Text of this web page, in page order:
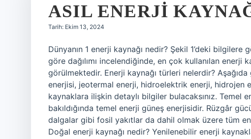
ASIL ENERJI
Tarih: Ekim 13, 2024
Dünyanın 1 enerji kaynağı nedir? Şekil 1’deki
göre dağılımı incelendiğinde, en çok kullanılan enerji
görülmektedir. Enerji kaynağı türleri nelerdir?
enerjisi, jeotermal enerji, hidroelektrik enerji, hidrojen
kaynaklara ilişkin detaylı bilgiler bulacaksınız. Temel
bakıldığında temel enerji güneş enerjisidir. Rüzgâr
dalgalar gibi fosil yakıtlar da dahil olmak üzere tüm
Doğal enerji kaynağı nedir? Yenilenebilir enerji